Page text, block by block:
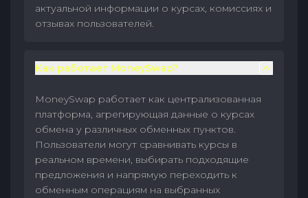
актуальной информации о курсах, комиссиях и
отзывах пользователей.
Как работает MoneySwap?
MoneySwap работает как централизованная
платформа, агрегирующая данные о курсах
обмена у различных обменных пунктов.
Пользователи могут сравнивать курсы в
реальном времени, выбирать подходящие
предложения и напрямую переходить к
обменным операциям на выбранных